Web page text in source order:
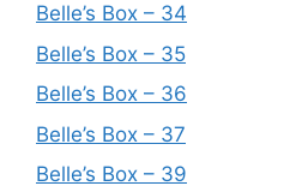
Belle’s Box – 34
Belle’s Box – 35
Belle’s Box – 36
Belle’s Box – 37
Belle’s Box – 39